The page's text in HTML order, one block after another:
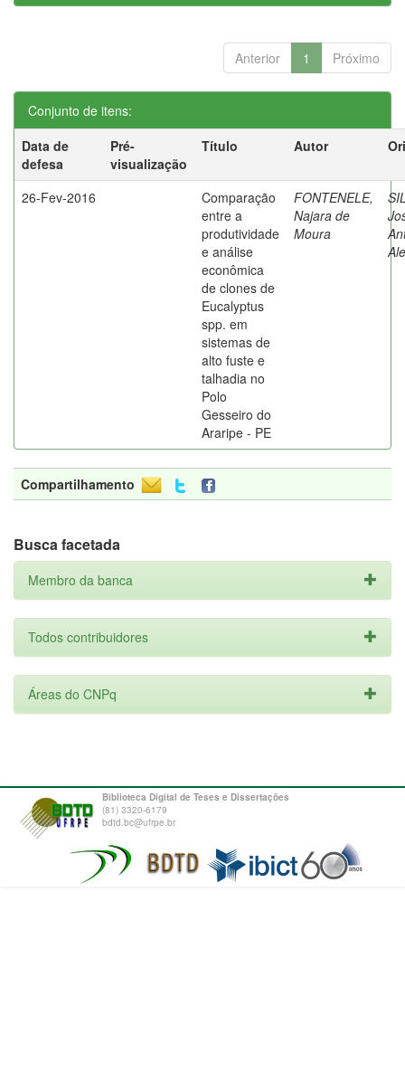
Anterior 1 Próximo
Conjunto de itens:
Data de
defesa
Pré-
visualização
Título Autor
26-Fev-2016
Comparação
entre a
produtividade
e análise
econômica
de clones de
Eucalyptus
spp. em
sistemas de
alto fuste e
talhadia no
Polo
Gesseiro do
Araripe - PE
FONTENELE,
Najara de
Moura
Compartilhamento
Busca facetada
Membro da banca
Todos contribuidores
Áreas do CNPq
Biblioteca Digital de Teses e Dissertações
(81) 3320-6179
bdtd.bc@ufrpe.br